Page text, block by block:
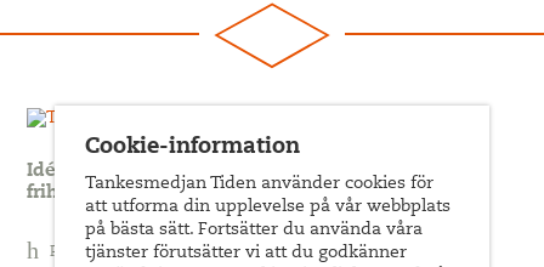
Idédebatt och analys som förnyar arbetarrörelsens
frihets- och jämlikhetssträvan
Prenumerera på nyhetsbrev
Cookie-information
Tankesmedjan Tiden använder cookies för
att utforma din upplevelse på vår webbplats
på bästa sätt. Fortsätter du använda våra
tjänster förutsätter vi att du godkänner